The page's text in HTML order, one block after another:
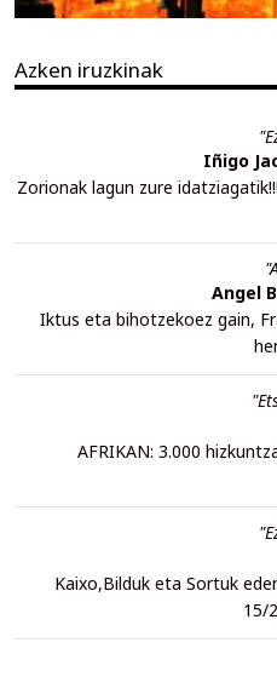
Azken iruzkinak
Iñigo
Zorionak lagun zure
Angel
Iktus eta bihotzekoez gain,
AFRIKAN: 3.000
Kaixo,Bilduk eta Sortuk
15/